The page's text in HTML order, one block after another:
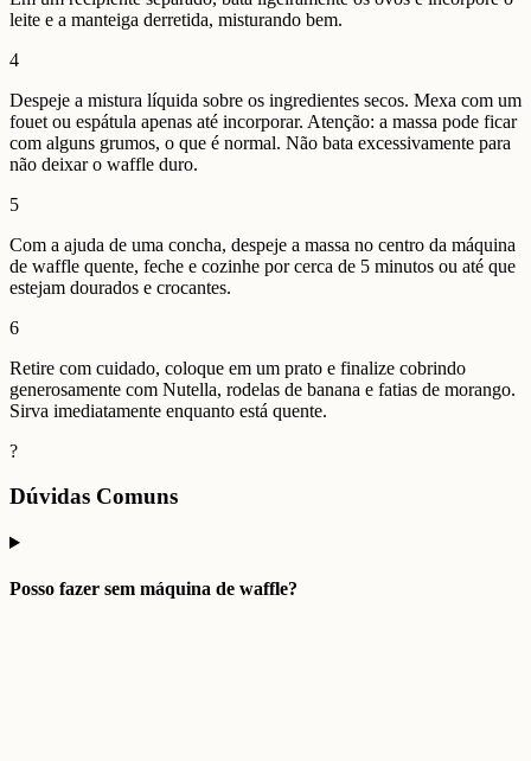
leite e a manteiga derretida, misturando bem.
4
Despeje a mistura líquida sobre os ingredientes secos. Mexa com um
fouet ou espátula apenas até incorporar. Atenção: a massa pode ficar
com alguns grumos, o que é normal. Não bata excessivamente para
não deixar o waffle duro.
5
Com a ajuda de uma concha, despeje a massa no centro da máquina
de waffle quente, feche e cozinhe por cerca de 5 minutos ou até que
estejam dourados e crocantes.
6
Retire com cuidado, coloque em um prato e finalize cobrindo
generosamente com Nutella, rodelas de banana e fatias de morango.
Sirva imediatamente enquanto está quente.
?
Dúvidas Comuns
Posso fazer sem máquina de waffle?